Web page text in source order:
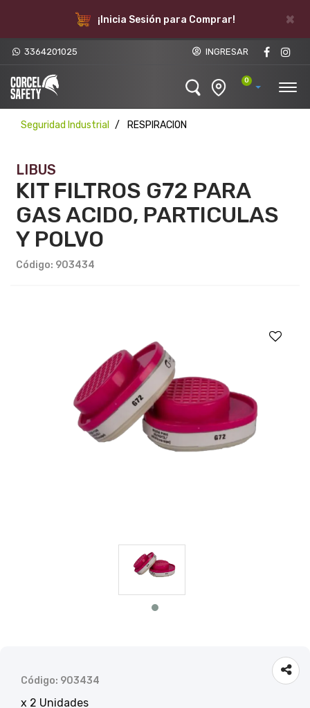
×
¡Inicia Sesión para Comprar!
3364201025 INGRESAR
0
Seguridad Industrial RESPIRACION
LIBUS
KIT FILTROS G72 PARA
GAS ACIDO, PARTICULAS
Y POLVO
Código: 903434
Código: 903434
x 2 Unidades